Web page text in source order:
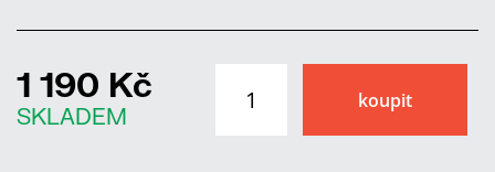
1 190 Kč
SKLADEM